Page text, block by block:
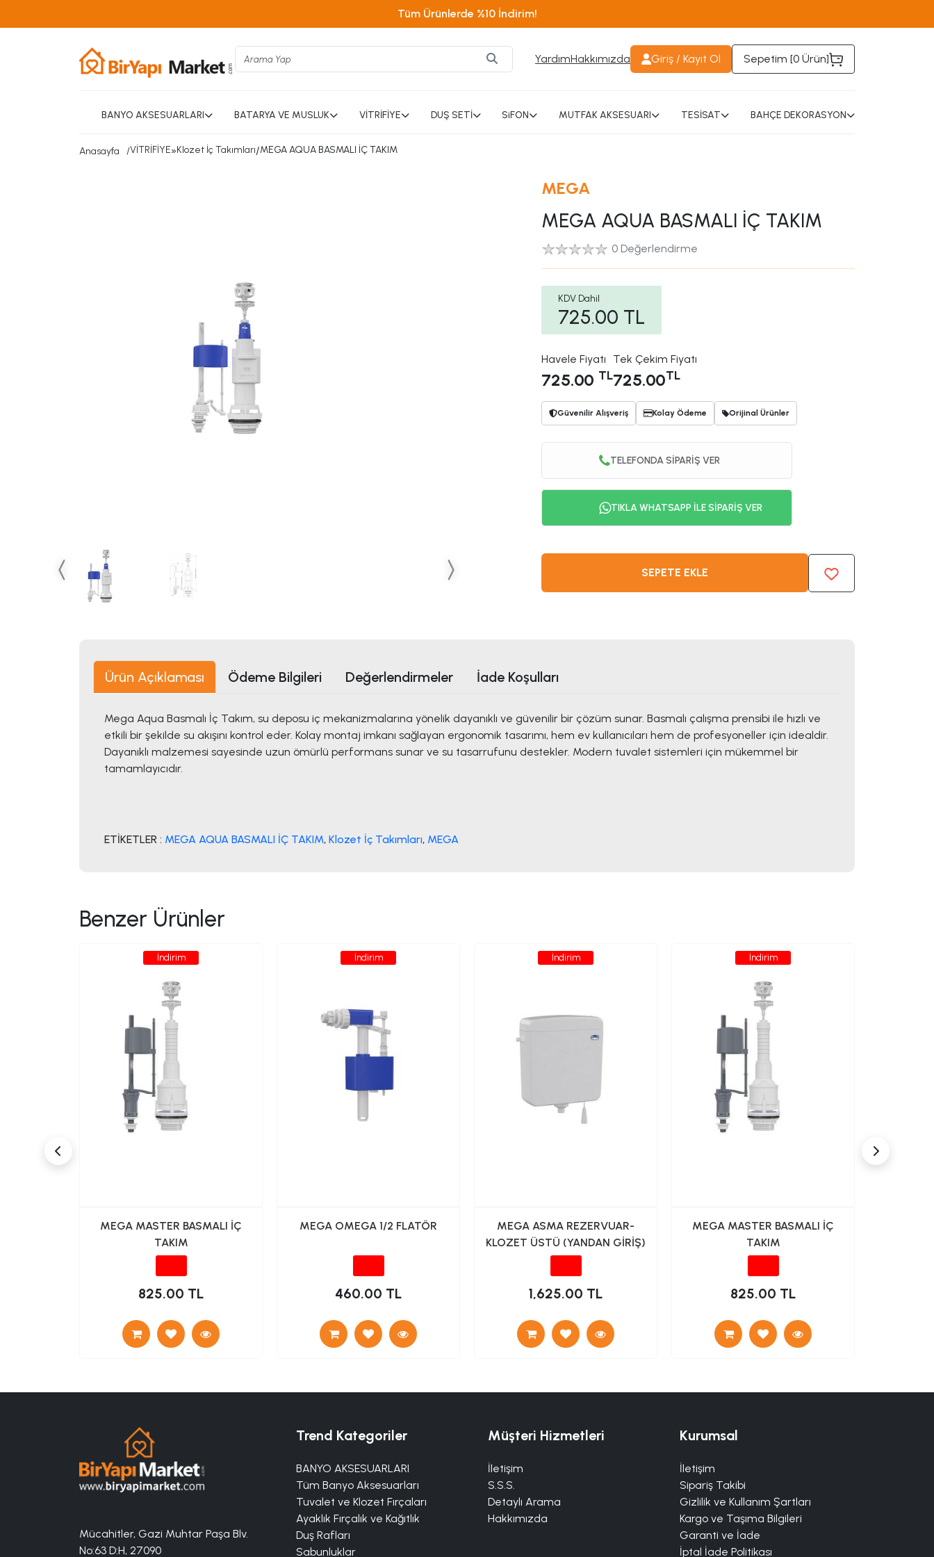
Tüm Ürünlerde %10 İndirim!
YardımHakkımızda Giriş / Kayıt Ol Sepetim [0 Ürün]
BANYO AKSESUARLARI BATARYA VE MUSLUK VİTRİFİYE DUŞ SETİ SiFON MUTFAK AKSESUARI TESİSAT BAHÇE DEKORASYON
Anasayfa VİTRİFİYE»Klozet İç Takımları/MEGA AQUA BASMALI İÇ TAKIM
MEGA
MEGA AQUA BASMALI İÇ TAKIM
0 Değerlendirme
KDV Dahil
725.00 TL
Havele Fiyatı
725.00 TL
Tek Çekim Fiyatı
725.00TL
Güvenilir Alışveriş Kolay Ödeme Orijinal Ürünler
TELEFONDA SİPARİŞ VER
TIKLA WHATSAPP İLE SİPARİŞ VER
SEPETE EKLE
Ürün Açıklaması Ödeme Bilgileri Değerlendirmeler İade Koşulları
Mega Aqua Basmalı İç Takım, su deposu iç mekanizmalarına yönelik dayanıklı ve güvenilir bir çözüm sunar. Basmalı çalışma prensibi ile hızlı ve
etkili bir şekilde su akışını kontrol eder. Kolay montaj imkanı sağlayan ergonomik tasarımı, hem ev kullanıcıları hem de profesyoneller için idealdir.
Dayanıklı malzemesi sayesinde uzun ömürlü performans sunar ve su tasarrufunu destekler. Modern tuvalet sistemleri için mükemmel bir
tamamlayıcıdır.
ETİKETLER : MEGA AQUA BASMALI İÇ TAKIM, Klozet İç Takımları, MEGA
Benzer Ürünler
İndirim
MEGA MASTER BASMALI İÇ
TAKIM
825.00 TL
İndirim
MEGA OMEGA 1/2 FLATÖR
460.00 TL
İndirim
MEGA ASMA REZERVUAR-
KLOZET ÜSTÜ (YANDAN GİRİŞ)
1,625.00 TL
İndirim
MEGA MASTER BASMALI İÇ
TAKIM
825.00 TL
Mücahitler, Gazi Muhtar Paşa Blv.
No:63 D:H, 27090
Trend Kategoriler
BANYO AKSESUARLARI
Tüm Banyo Aksesuarları
Tuvalet ve Klozet Fırçaları
Ayaklık Fırçalık ve Kağıtlık
Duş Rafları
Sabunluklar
Kurumsal
İletişim
Sipariş Takibi
Gizlilik ve Kullanım Şartları
Kargo ve Taşıma Bilgileri
Garanti ve İade
İptal İade Politikası
Müşteri Hizmetleri
İletişim
S.S.S.
Detaylı Arama
Hakkımızda